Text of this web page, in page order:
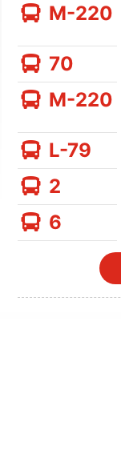
M-220
70
M-220
L-79
2
6